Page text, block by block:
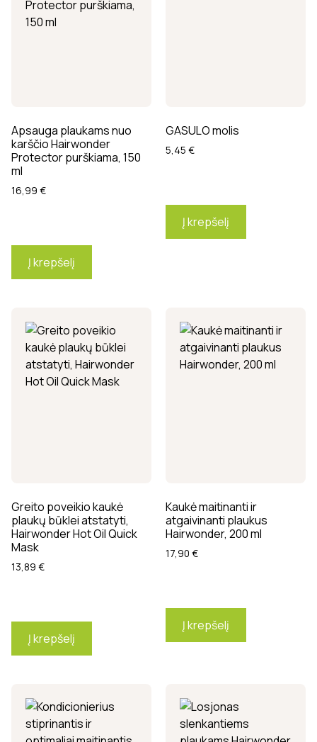
Apsauga plaukams nuo
karščio Hairwonder
Protector purškiama, 150
ml
16,99 €
Į krepšelį
GASULO molis
5,45 €
Į krepšelį
Greito poveikio kaukė
plaukų būklei atstatyti,
Hairwonder Hot Oil Quick
Mask
13,89 €
Į krepšelį
Kaukė maitinanti ir
atgaivinanti plaukus
Hairwonder, 200 ml
17,90 €
Į krepšelį